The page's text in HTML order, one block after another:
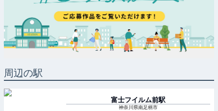
周辺の駅
富士フイルム前駅
神奈川県南足柄市